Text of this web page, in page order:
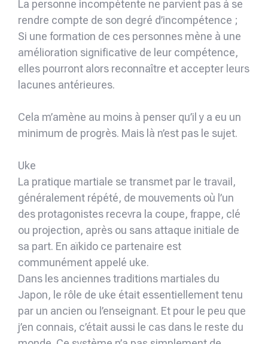
La personne incompétente ne parvient pas à se
rendre compte de son degré d’incompétence ;
Si une formation de ces personnes mène à une
amélioration significative de leur compétence,
elles pourront alors reconnaître et accepter leurs
lacunes antérieures.
Cela m’amène au moins à penser qu’il y a eu un
minimum de progrès. Mais là n’est pas le sujet.
Uke
La pratique martiale se transmet par le travail,
généralement répété, de mouvements où l’un
des protagonistes recevra la coupe, frappe, clé
ou projection, après ou sans attaque initiale de
sa part. En aïkido ce partenaire est
communément appelé uke.
Dans les anciennes traditions martiales du
Japon, le rôle de uke était essentiellement tenu
par un ancien ou l’enseignant. Et pour le peu que
j’en connais, c’était aussi le cas dans le reste du